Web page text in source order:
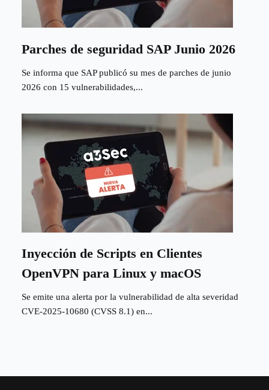
Parches de seguridad SAP Junio 2026
Se informa que SAP publicó su mes de parches de junio
2026 con 15 vulnerabilidades,...
Inyección de Scripts en Clientes
OpenVPN para Linux y macOS
Se emite una alerta por la vulnerabilidad de alta severidad
CVE-2025-10680 (CVSS 8.1) en...